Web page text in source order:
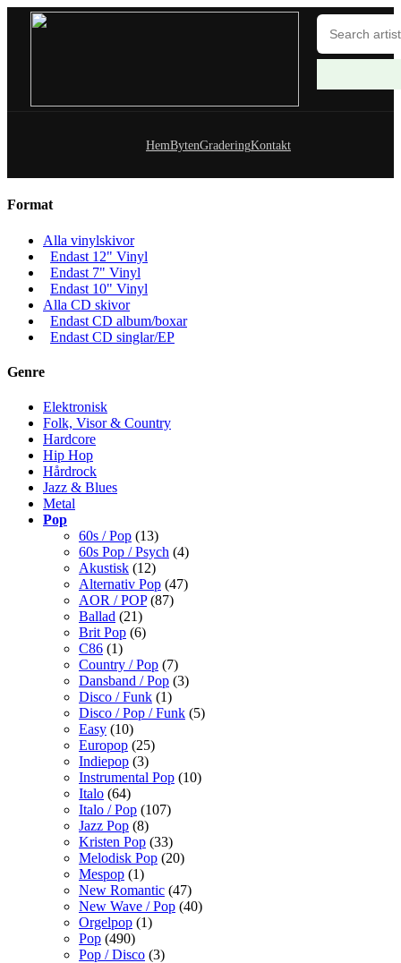
HemBytenGraderingKontakt
Format
Alla vinylskivor
Endast 12" Vinyl
Endast 7" Vinyl
Endast 10" Vinyl
Alla CD skivor
Endast CD album/boxar
Endast CD singlar/EP
Genre
Elektronisk
Folk, Visor & Country
Hardcore
Hip Hop
Hårdrock
Jazz & Blues
Metal
Pop
60s / Pop (13)
60s Pop / Psych (4)
Akustisk (12)
Alternativ Pop (47)
AOR / POP(87)
Ballad (21)
Brit Pop (6)
C86 (1)
Country / Pop (7)
Dansband / Pop (3)
Disco / Funk (1)
Disco / Pop / Funk (5)
Easy (10)
Europop (25)
Indiepop (3)
Instrumental Pop (10)
Italo (64)
Italo / Pop (107)
Jazz Pop (8)
Kristen Pop (33)
Melodisk Pop (20)
Mespop (1)
New Romantic (47)
New Wave / Pop (40)
Orgelpop (1)
Pop (490)
Pop / Disco (3)